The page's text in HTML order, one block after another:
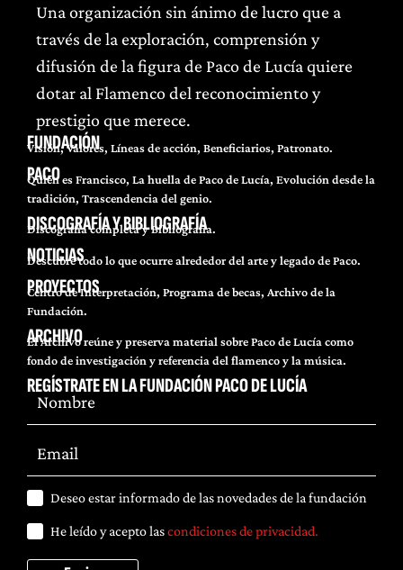
Una organización sin ánimo de lucro que a
través de la exploración, comprensión y
difusión de la figura de Paco de Lucía quiere
dotar al Flamenco del reconocimiento y
prestigio que merece.
FUNDACIÓN
Visión, Valores, Líneas de acción, Beneficiarios, Patronato.
PACO
Quién es Francisco, La huella de Paco de Lucía, Evolución desde la
tradición, Trascendencia del genio.
DISCOGRAFÍA Y BIBLIOGRAFÍA
Discografía completa y Bibliografía.
NOTICIAS
Descubre todo lo que ocurre alrededor del arte y legado de Paco.
PROYECTOS
Centro de Interpretación, Programa de becas, Archivo de la
Fundación.
ARCHIVO
El Archivo reúne y preserva material sobre Paco de Lucía como
fondo de investigación y referencia del flamenco y la música.
REGÍSTRATE EN LA FUNDACIÓN PACO DE LUCÍA
Deseo estar informado de las novedades de la fundación
He leído y acepto lascondiciones de privacidad.